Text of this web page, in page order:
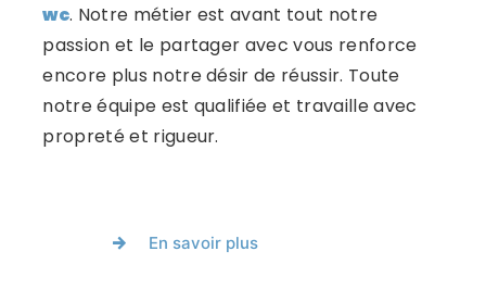
wc. Notre métier est avant tout notre
passion et le partager avec vous renforce
encore plus notre désir de réussir. Toute
notre équipe est qualifiée et travaille avec
propreté et rigueur.
En savoir plus